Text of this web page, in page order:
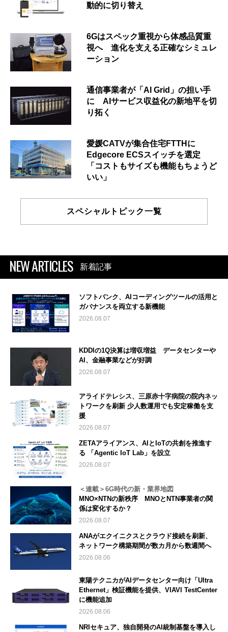
動的に切り替え
6Gはスペック重視から体感品質重
視へ 進化を支える正確なシミュレ
ーション
通信事業者が「AI Grid」の担い手
に AIサービス収益化の新地平を切
り拓く
愛媛CATVが集合住宅FTTHに
Edgecore ECSスイッチを選定
「コストもサイズも機能もちょうど
いい」
スペシャルトピック一覧
NEW ARTICLES 新着記事
ソフトバンク、AIコーディングツールの活用と
ガバナンスを両立する新機能
2026.08.07
KDDIの1Q決算は増収増益 データセンターや
AI、金融事業などが好調
2026.08.07
アライドテレシス、三原赤十字病院の院内ネッ
トワークを刷新 少人数運用でも安定稼働を支
援
2026.08.07
ZETAアライアンス、AIとIoTの共創を推進す
る 「Agentic IoT Lab」を設立
2026.08.07
＜連載＞6G時代の新・業界地図
MNO×NTNの新秩序 MNOとNTN事業者の関
係は変化するか？
2026.08.07
ANAがエクイニクスとクラウド接続を刷新、
ネットワーク構築期間が数カ月から数週間へ
2026.08.06
東陽テクニカがAIデータセンター向け「Ultra
Ethernet」検証機能を提供、VIAVI TestCenter
に機能追加
2026.08.06
NRIセキュア、独自開発のAI統制基盤を導入し